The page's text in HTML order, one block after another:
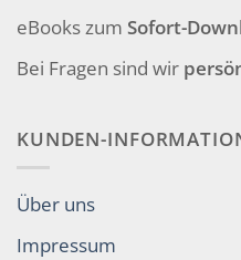
eBooks zum Sofort-
Bei Fragen sind wir
KUNDEN-
Über uns
Impressum